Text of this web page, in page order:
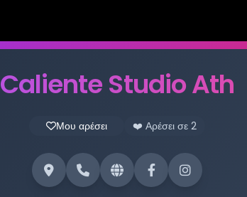
Caliente Studio Ath
Μου αρέσει ❤️ Αρέσει σε 2